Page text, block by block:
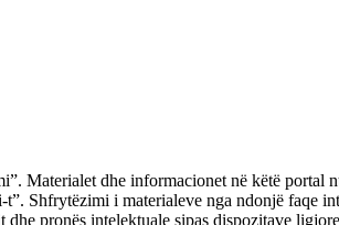
Materialet dhe informacionet në këtë portal
Shfrytëzimi i materialeve nga ndonjë faqe
pronës intelektuale sipas dispozitave